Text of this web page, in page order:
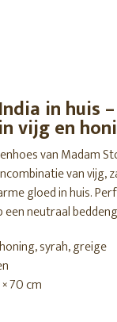
in huis
vijg en
van Madam
van vijg,
gloed in huis.
neutraal
syrah, greige
70 cm